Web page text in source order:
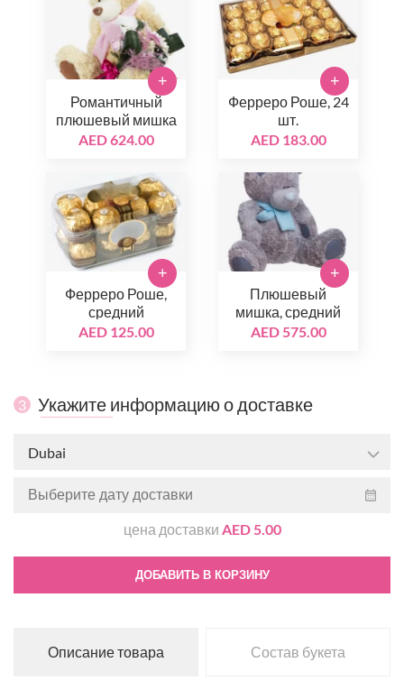
Романтичный
плюшевый мишка
AED 624.00
+
Ферреро Роше, 24
шт.
AED 183.00
+
Ферреро Роше,
средний
AED 125.00
+
Плюшевый
мишка, средний
AED 575.00
+
3 Укажите информацию о доставке
Dubai
цена доставки AED 5.00
ДОБАВИТЬ В КОРЗИНУ
Описание товара Состав букета